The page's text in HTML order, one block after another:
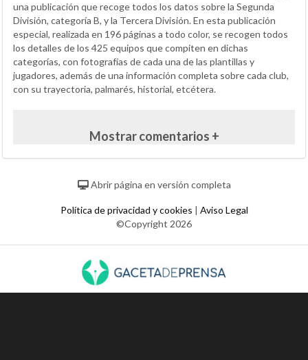
una publicación que recoge todos los datos sobre la Segunda
División, categoría B, y la Tercera División. En esta publicación
especial, realizada en 196 páginas a todo color, se recogen todos
los detalles de los 425 equipos que compiten en dichas
categorías, con fotografías de cada una de las plantillas y
jugadores, además de una información completa sobre cada club,
con su trayectoria, palmarés, historial, etcétera.
Mostrar comentarios +
Abrir página en versión completa
Política de privacidad y cookies | Aviso Legal
©Copyright 2026